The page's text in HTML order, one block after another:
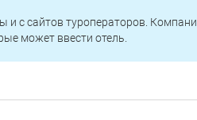
с сайтов туроператоров.
может ввести отель.